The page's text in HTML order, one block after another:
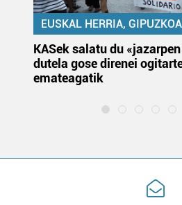
EUSKAL HERRIA, GIPUZKOA
KASek salatu du
dutela gose direnei
emateagatik